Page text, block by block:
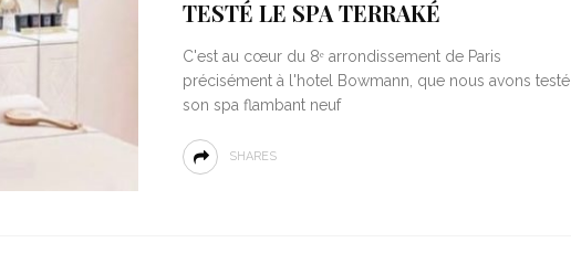
TESTÉ LE SPA TERRAKÉ
C'est au cœur du 8ᵉ arrondissement de Paris
précisément à l'hotel Bowmann, que nous avons testé
son spa flambant neuf
SHARES